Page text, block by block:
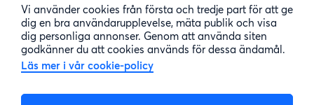
Vi använder cookies från första och tredje part för att ge
dig en bra användarupplevelse, mäta publik och visa
dig personliga annonser. Genom att använda siten
godkänner du att cookies används för dessa ändamål.
Läs mer i vår cookie-policy
Sitemap
Kundtjänst